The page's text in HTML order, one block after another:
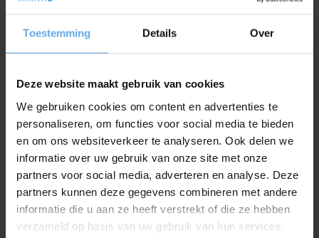
Toestemming Details Over
Deze website maakt gebruik van cookies
We gebruiken cookies om content en advertenties te
personaliseren, om functies voor social media te bieden
en om ons websiteverkeer te analyseren. Ook delen we
informatie over uw gebruik van onze site met onze
partners voor social media, adverteren en analyse. Deze
partners kunnen deze gegevens combineren met andere
informatie die u aan ze heeft verstrekt of die ze hebben
verzameld op basis van uw gebruik van hun services.
houdt je de omgeving schoon. Ook kun je de
temperatuur in de gaten houden op de
temperatuurmeter op het deksel en is de barbecue
Productspecificaties
Merk
Landmann
Model
Kepler